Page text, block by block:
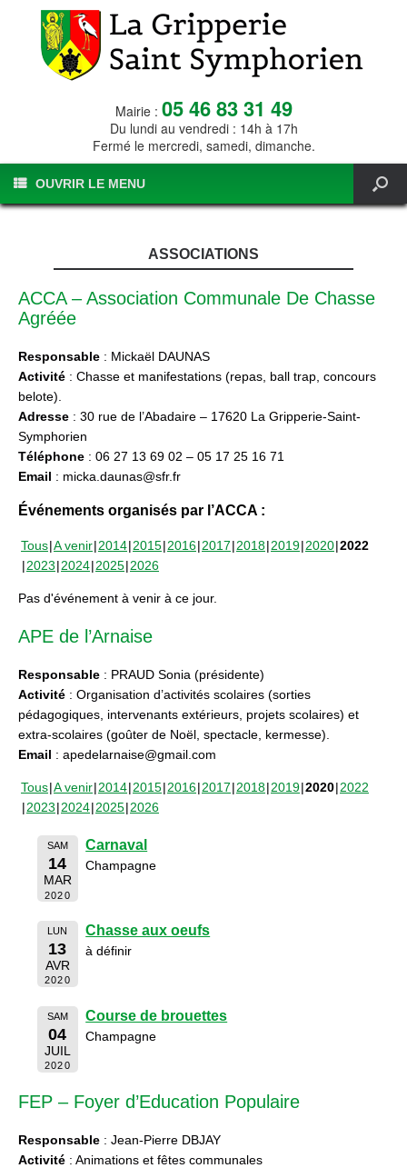
Mairie : 05 46 83 31 49
Du lundi au vendredi : 14h à 17h
Fermé le mercredi, samedi, dimanche.
OUVRIR LE MENU
ASSOCIATIONS
ACCA – Association Communale De Chasse
Agréée
Responsable : Mickaël DAUNAS
Activité : Chasse et manifestations (repas, ball trap, concours
belote).
Adresse : 30 rue de l’Abadaire – 17620 La Gripperie-Saint-
Symphorien
Téléphone : 06 27 13 69 02 – 05 17 25 16 71
Email : micka.daunas@sfr.fr
Événements organisés par l’ACCA :
Tous A venir 2014 2015 2016 2017 2018 2019 2020 2022
2023 2024 2025 2026
Pas d'événement à venir à ce jour.
APE de l’Arnaise
Responsable : PRAUD Sonia (présidente)
Activité : Organisation d’activités scolaires (sorties
pédagogiques, intervenants extérieurs, projets scolaires) et
extra-scolaires (goûter de Noël, spectacle, kermesse).
Email : apedelarnaise@gmail.com
Tous A venir 2014 2015 2016 2017 2018 2019 2020 2022
2023 2024 2025 2026
SAM
14
MAR
2020
Carnaval
Champagne
LUN
13
AVR
2020
Chasse aux oeufs
à définir
SAM
04
JUIL
2020
Course de brouettes
Champagne
FEP – Foyer d’Education Populaire
Responsable : Jean-Pierre DBJAY
Activité : Animations et fêtes communales